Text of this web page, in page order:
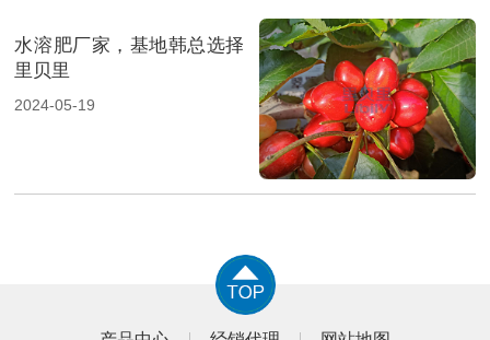
水溶肥厂家，基地韩总选择
里贝里
2024-05-19